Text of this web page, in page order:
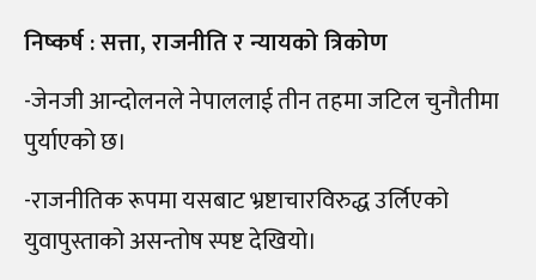
निष्कर्ष : सत्ता, राजनीति र न्यायको त्रिकोण
-जेनजी आन्दोलनले नेपाललाई तीन तहमा जटिल चुनौतीमा
पुर्याएको छ।
-राजनीतिक रूपमा यसबाट भ्रष्टाचारविरुद्ध उर्लिएको
युवापुस्ताको असन्तोष स्पष्ट देखियो।